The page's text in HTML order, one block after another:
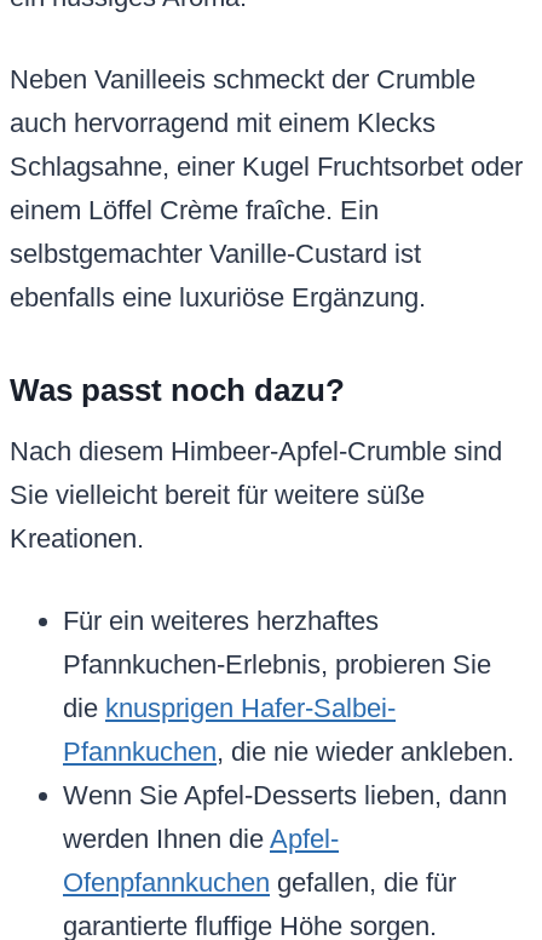
Neben Vanilleeis schmeckt der Crumble
auch hervorragend mit einem Klecks
Schlagsahne, einer Kugel Fruchtsorbet oder
einem Löffel Crème fraîche. Ein
selbstgemachter Vanille-Custard ist
ebenfalls eine luxuriöse Ergänzung.
Was passt noch dazu?
Nach diesem Himbeer-Apfel-Crumble sind
Sie vielleicht bereit für weitere süße
Kreationen.
Für ein weiteres herzhaftes
Pfannkuchen-Erlebnis, probieren Sie
die knusprigen Hafer-Salbei-
Pfannkuchen, die nie wieder ankleben.
Wenn Sie Apfel-Desserts lieben, dann
werden Ihnen die Apfel-
Ofenpfannkuchen gefallen, die für
garantierte fluffige Höhe sorgen.